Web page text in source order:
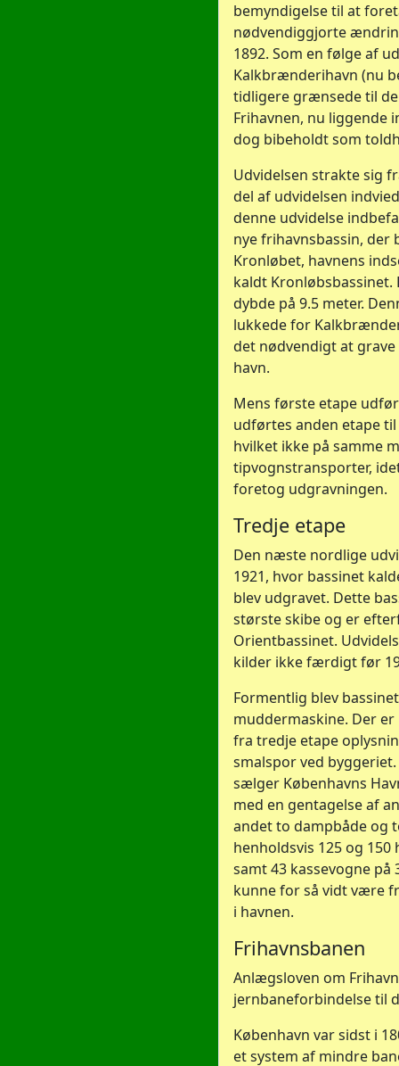
bemyndigelse til at
nødvendiggjorte
1892. Som en følge af
Kalkbrænderihavn (nu
tidligere grænsede til
Frihavnen, nu liggende
dog bibeholdt som
Udvidelsen strakte sig
del af udvidelsen
denne udvidelse
nye frihavnsbassin, der
Kronløbet, havnens
kaldt Kronløbsbassinet.
dybde på 9.5 meter.
lukkede for
det nødvendigt at
havn.
Mens første etape
udførtes anden etape
hvilket ikke på samme
tipvognstransporter,
foretog udgravningen.
Tredje etape
Den næste nordlige
1921, hvor bassinet
blev udgravet. Dette
største skibe og er
Orientbassinet.
kilder ikke færdigt før
Formentlig blev
muddermaskine. Der
fra tredje etape
smalspor ved
sælger Københavns
med en gentagelse af
andet to dampbåde og
henholdsvis 125 og
samt 43 kassevogne på
kunne for så vidt være
i havnen.
Frihavnsbanen
Anlægsloven om
jernbaneforbindelse til
København var sidst i
et system af mindre